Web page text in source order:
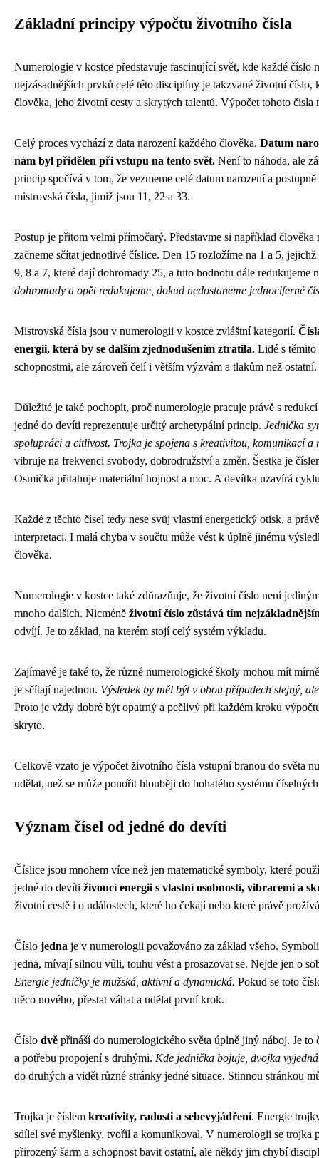
Základní principy výpočtu životního čísla
Numerologie v kostce představuje fascinující svět, kde každé
nejzásadnějších prvků celé této disciplíny je takzvané životní
člověka, jeho životní cesty a skrytých talentů. Výpočet tohoto
Celý proces vychází z data narození každého člověka. Datum
nám byl přidělen při vstupu na tento svět. Není to náhoda, ale
princip spočívá v tom, že vezmeme celé datum narození a
mistrovská čísla, jimiž jsou 11, 22 a 33.
Postup je přitom velmi přímočarý. Představme si například
začneme sčítat jednotlivé číslice. Den 15 rozložíme na 1 a 5,
9, 8 a 7, které dají dohromady 25, a tuto hodnotu dále redukujeme
dohromady a opět redukujeme, dokud nedostaneme jednociferné
Mistrovská čísla jsou v numerologii v kostce zvláštní kategorií.
energii, která by se dalším zjednodušením ztratila. Lidé s
schopnostmi, ale zároveň čelí i větším výzvám a tlakům než ostatní.
Důležité je také pochopit, proč numerologie pracuje právě s
jedné do devíti reprezentuje určitý archetypální princip. Jednička
spolupráci a citlivost. Trojka je spojena s kreativitou, komunikací a
vibruje na frekvenci svobody, dobrodružství a změn. Šestka je
Osmička přitahuje materiální hojnost a moc. A devítka uzavírá
Každé z těchto čísel tedy nese svůj vlastní energetický otisk, a
interpretaci. I malá chyba v součtu může vést k úplně jinému
člověka.
Numerologie v kostce také zdůrazňuje, že životní číslo není
mnoho dalších. Nicméně životní číslo zůstává tím
odvíjí. Je to základ, na kterém stojí celý systém výkladu.
Zajímavé je také to, že různé numerologické školy mohou mít
je sčítají najednou. Výsledek by měl být v obou případech stejný,
Proto je vždy dobré být opatrný a pečlivý při každém kroku
skryto.
Celkově vzato je výpočet životního čísla vstupní branou do světa
udělat, než se může ponořit hlouběji do bohatého systému
Význam čísel od jedné do devíti
Číslice jsou mnohem více než jen matematické symboly, které
jedné do devíti živoucí energii s vlastní osobností, vibracemi a
životní cestě i o událostech, které ho čekají nebo které právě
Číslo jedna je v numerologii považováno za základ všeho.
jedna, mívají silnou vůli, touhu vést a prosazovat se. Nejde jen o
Energie jedničky je mužská, aktivní a dynamická. Pokud se toto
něco nového, přestat váhat a udělat první krok.
Číslo dvě přináší do numerologického světa úplně jiný náboj. Je
a potřebu propojení s druhými. Kde jednička bojuje, dvojka
do druhých a vidět různé stránky jedné situace. Stinnou stránkou
Trojka je číslem kreativity, radosti a sebevyjádření. Energie
sdílel své myšlenky, tvořil a komunikoval. V numerologii se
přirozený šarm a schopnost bavit ostatní, ale někdy jim chybí